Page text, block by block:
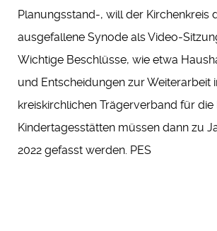
Planungsstand-, will der Kirchenkreis
ausgefallene Synode als Video-
Wichtige Beschlüsse, wie etwa
und Entscheidungen zur Weiterarbeit
kreiskirchlichen Trägerverband für die
Kindertagesstätten müssen dann zu
2022 gefasst werden. PES